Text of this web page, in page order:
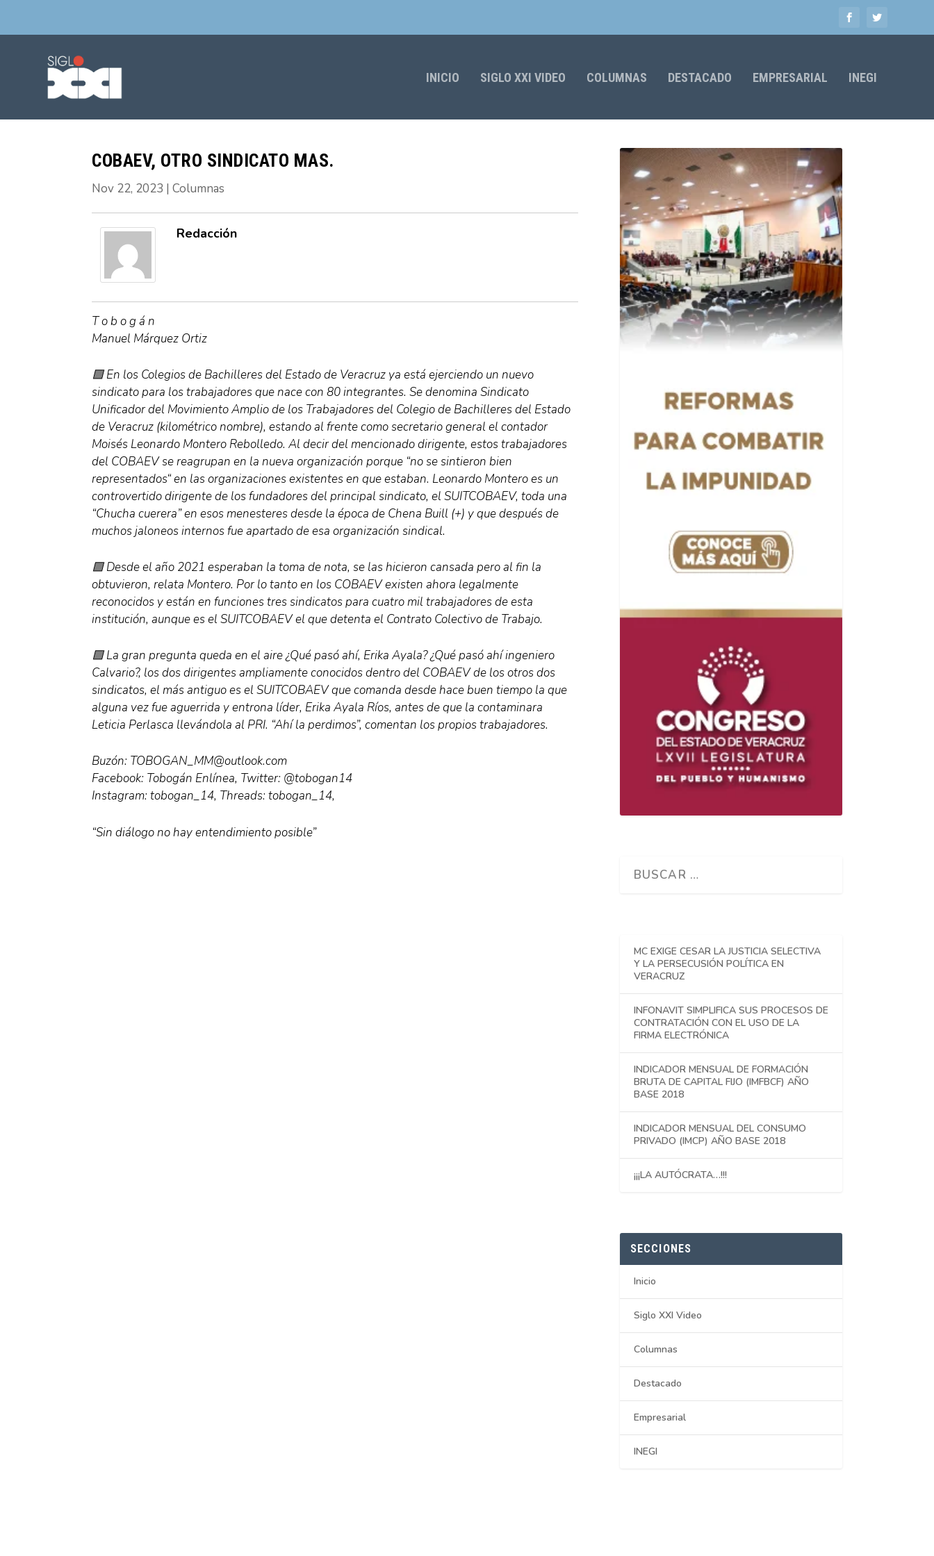
INICIO SIGLO XXI VIDEO COLUMNAS DESTACADO EMPRESARIAL INEGI
COBAEV, OTRO SINDICATO MAS.
Nov 22, 2023 | Columnas
Redacción
T o b o g á n
Manuel Márquez Ortiz
🟪 En los Colegios de Bachilleres del Estado de Veracruz ya está ejerciendo un nuevo
sindicato para los trabajadores que nace con 80 integrantes. Se denomina Sindicato
Unificador del Movimiento Amplio de los Trabajadores del Colegio de Bachilleres del Estado
de Veracruz (kilométrico nombre), estando al frente como secretario general el contador
Moisés Leonardo Montero Rebolledo. Al decir del mencionado dirigente, estos trabajadores
del COBAEV se reagrupan en la nueva organización porque “no se sintieron bien
representados“ en las organizaciones existentes en que estaban. Leonardo Montero es un
controvertido dirigente de los fundadores del principal sindicato, el SUITCOBAEV, toda una
“Chucha cuerera” en esos menesteres desde la época de Chena Buill (+) y que después de
muchos jaloneos internos fue apartado de esa organización sindical.
🟪 Desde el año 2021 esperaban la toma de nota, se las hicieron cansada pero al fin la
obtuvieron, relata Montero. Por lo tanto en los COBAEV existen ahora legalmente
reconocidos y están en funciones tres sindicatos para cuatro mil trabajadores de esta
institución, aunque es el SUITCOBAEV el que detenta el Contrato Colectivo de Trabajo.
🟪 La gran pregunta queda en el aire ¿Qué pasó ahí, Erika Ayala? ¿Qué pasó ahí ingeniero
Calvario?, los dos dirigentes ampliamente conocidos dentro del COBAEV de los otros dos
sindicatos, el más antiguo es el SUITCOBAEV que comanda desde hace buen tiempo la que
alguna vez fue aguerrida y entrona líder, Erika Ayala Ríos, antes de que la contaminara
Leticia Perlasca llevándola al PRI. “Ahí la perdimos”, comentan los propios trabajadores.
Buzón: TOBOGAN_MM@outlook.com
Facebook: Tobogán Enlínea, Twitter: @tobogan14
Instagram: tobogan_14, Threads: tobogan_14,
“Sin diálogo no hay entendimiento posible”
MC EXIGE CESAR LA JUSTICIA SELECTIVA
Y LA PERSECUSIÓN POLÍTICA EN
VERACRUZ
INFONAVIT SIMPLIFICA SUS PROCESOS DE
CONTRATACIÓN CON EL USO DE LA
FIRMA ELECTRÓNICA
INDICADOR MENSUAL DE FORMACIÓN
BRUTA DE CAPITAL FIJO (IMFBCF) AÑO
BASE 2018
INDICADOR MENSUAL DEL CONSUMO
PRIVADO (IMCP) AÑO BASE 2018
¡¡¡LA AUTÓCRATA…!!!
SECCIONES
Inicio
Siglo XXI Video
Columnas
Destacado
Empresarial
INEGI